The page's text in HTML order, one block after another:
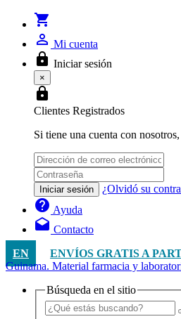
shopping_cart
person_outline Mi cuenta
lock Iniciar sesión
×
lock
Clientes Registrados
Si tiene una cuenta con
Iniciar sesión ¿Olvidó su
help Ayuda
drafts Contacto
EN
ENVÍOS GRATIS A
Guinama. Material farmacia y
Búsqueda en el sitio